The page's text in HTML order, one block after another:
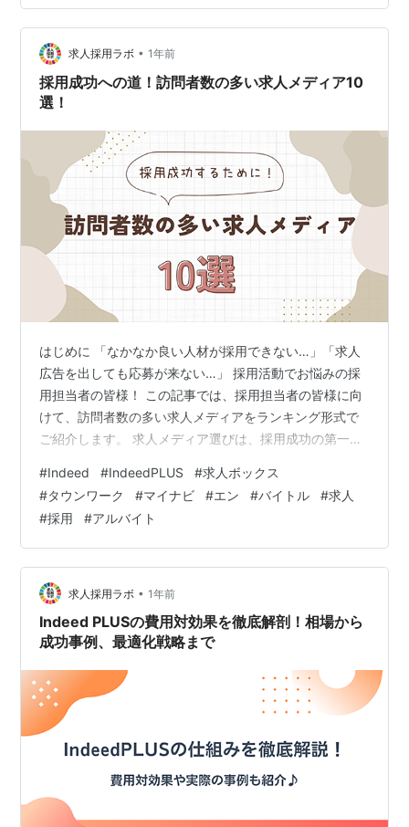
食業界では深刻な人手不足が続いており、採用は企業に
とって大きな課題と なっています。 採用コストの増大や
ターゲット層の変化など、様々な要因が複雑に絡み合っ
ているため、従来…
求人採用ラボ • 1年前
採用成功への道！訪問者数の多い求人メディア10
選！
はじめに 「なかなか良い人材が採用できない…」「求人
広告を出しても応募が来ない…」 採用活動でお悩みの採
用担当者の皆様！ この記事では、採用担当者の皆様に向
けて、訪問者数の多い求人メディアをランキング形式で
ご紹介します。 求人メディア選びは、採用成功の第一
デメリットを理解し、自社の採用活動に最適なメディア
を見つけることができます。 採用成功への道を切り開き
ましょう！ はじめに なぜ訪問者数の多い求人メディアを
選ぶべきなのか？ 訪問者数の多い求人メディアを選ぶメ
リット 訪問者数の多い求人メディア10選ランキング 1
位：Indeed 2位：タウン…
#Indeed #IndeedPLUS #求人ボックス
#タウンワーク #マイナビ #エン #バイトル #求人
#採用 #アルバイト
求人採用ラボ • 1年前
Indeed PLUSの費用対効果を徹底解剖！相場から
成功事例、最適化戦略まで